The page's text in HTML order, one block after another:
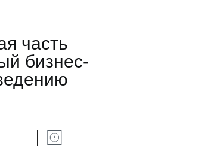
часть
бизнес-